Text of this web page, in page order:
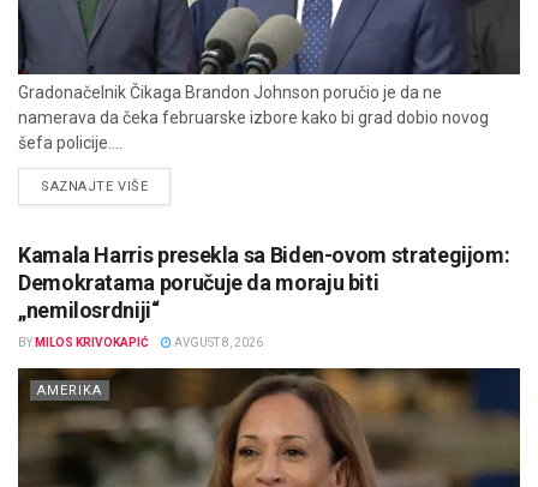
Gradonačelnik Čikaga Brandon Johnson poručio je da ne
namerava da čeka februarske izbore kako bi grad dobio novog
šefa policije....
SAZNAJTE VIŠEDETAILS
Kamala Harris presekla sa Biden-ovom strategijom:
Demokratama poručuje da moraju biti
„nemilosrdniji“
BY MILOS KRIVOKAPIĆ AVGUST 8, 2026
AMERIKA